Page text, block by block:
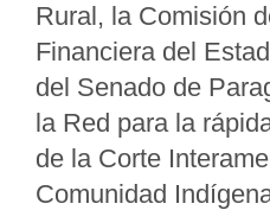
Rural, la Comisión
Financiera del
del Senado de
la Red para la
de la Corte
Comunidad